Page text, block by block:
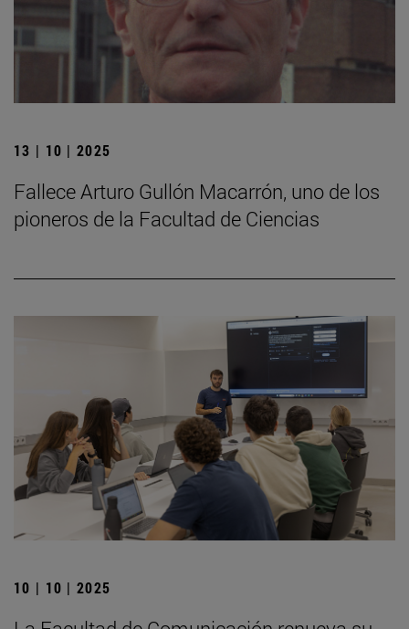
13 | 10 | 2025
Fallece Arturo Gullón Macarrón, uno de los
pioneros de la Facultad de Ciencias
10 | 10 | 2025